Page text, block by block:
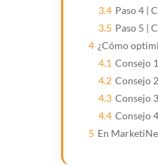
3.4 Paso 4 |
3.5 Paso 5 |
4 ¿Cómo
4.1 Consejo
4.2 Consejo
4.3 Consejo
4.4 Consejo
5 En